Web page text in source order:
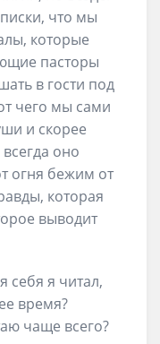
что мы
которые
пасторы
в гости под
чего мы сами
и скорее
оно
огня бежим от
которая
выводит
себя я читал,
время?
чаще всего?